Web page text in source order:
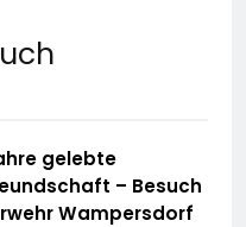
gelebte
– Besuch
Wampersdorf